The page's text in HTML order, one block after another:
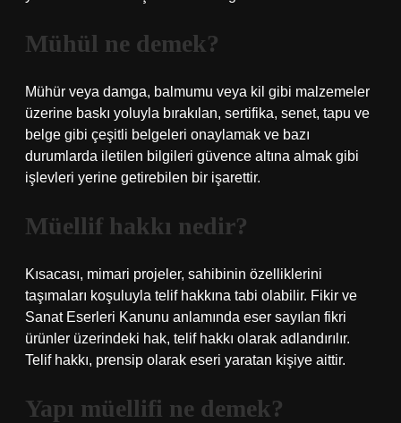
Mühül ne demek?
Mühür veya damga, balmumu veya kil gibi malzemeler
üzerine baskı yoluyla bırakılan, sertifika, senet, tapu ve
belge gibi çeşitli belgeleri onaylamak ve bazı
durumlarda iletilen bilgileri güvence altına almak gibi
işlevleri yerine getirebilen bir işarettir.
Müellif hakkı nedir?
Kısacası, mimari projeler, sahibinin özelliklerini
taşımaları koşuluyla telif hakkına tabi olabilir. Fikir ve
Sanat Eserleri Kanunu anlamında eser sayılan fikri
ürünler üzerindeki hak, telif hakkı olarak adlandırılır.
Telif hakkı, prensip olarak eseri yaratan kişiye aittir.
Yapı müellifi ne demek?